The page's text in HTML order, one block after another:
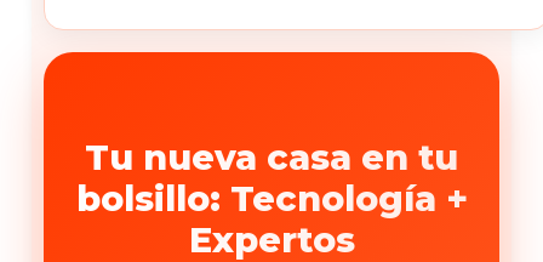
Tu nueva casa en tu
bolsillo: Tecnología +
Expertos